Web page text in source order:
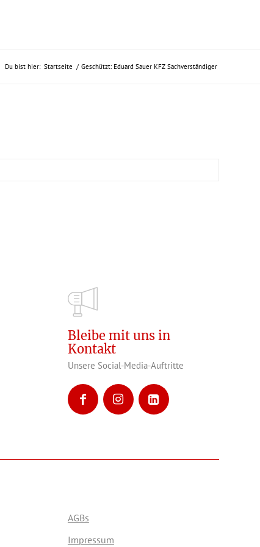
Du bist hier: Startseite / Geschützt: Eduard Sauer KFZ Sachverständiger
Bleibe mit uns in
Kontakt
Unsere Social-Media-Auftritte
AGBs
Impressum